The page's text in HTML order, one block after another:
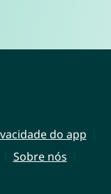
do app
Sobre nós